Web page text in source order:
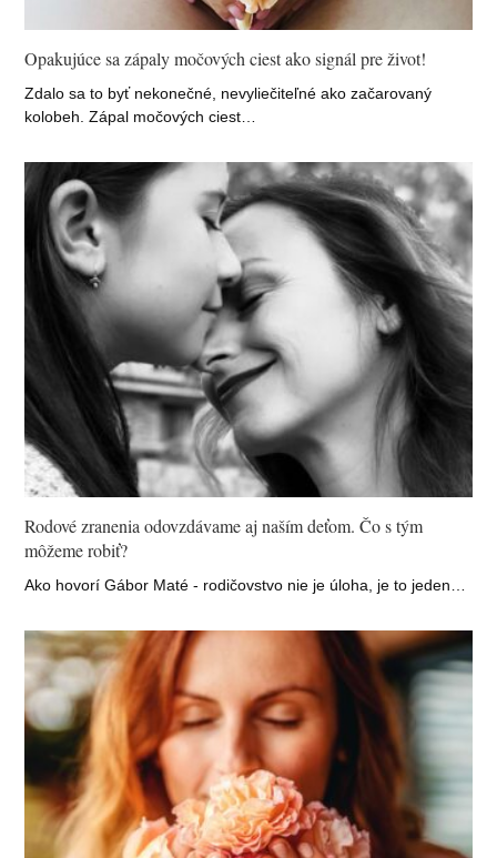
Opakujúce sa zápaly močových ciest ako signál pre život!
Zdalo sa to byť nekonečné, nevyliečiteľné ako začarovaný
kolobeh. Zápal močových ciest…
Rodové zranenia odovzdávame aj naším deťom. Čo s tým
môžeme robiť?
Ako hovorí Gábor Maté - rodičovstvo nie je úloha, je to jeden…